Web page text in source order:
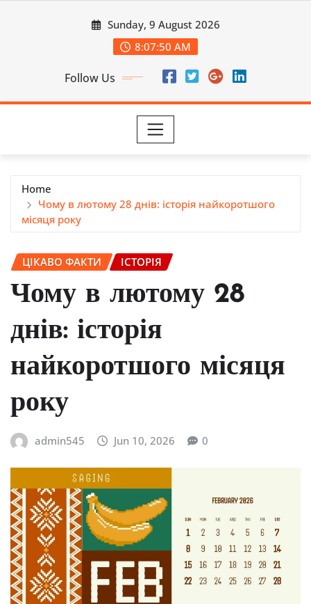
Sunday, 9 August 2026
8:07:52 AM
Follow Us
Home
Чому в лютому 28 днів: історія найкоротшого
місяця року
ЦІКАВО ФАКТИ ІСТОРІЯ
Чому в лютому 28
днів: історія
найкоротшого місяця
року
admin545 Jun 10, 2026 0